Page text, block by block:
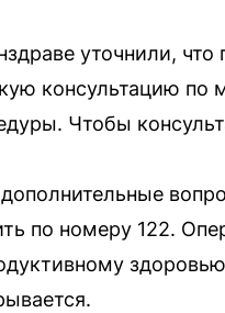
уточнили,
консультацию по
Чтобы
по номеру 122.